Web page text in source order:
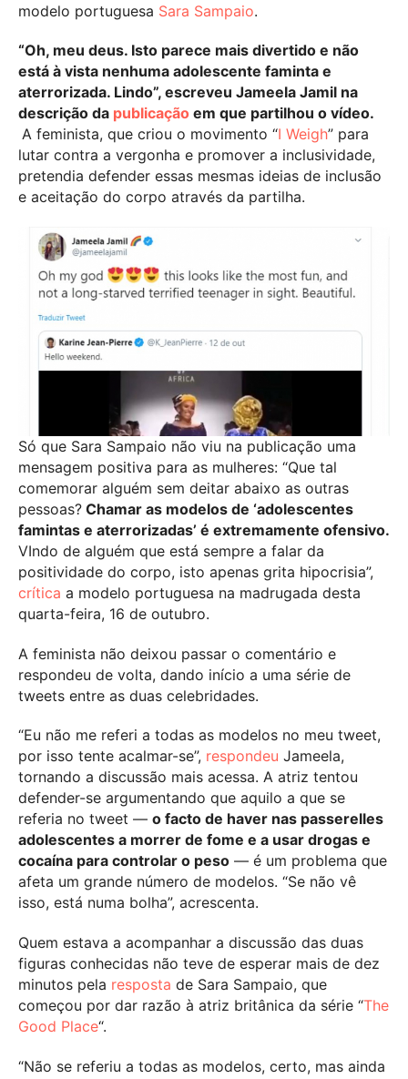
modelo portuguesa Sara Sampaio.
“Oh, meu deus. Isto parece mais divertido e não
está à vista nenhuma adolescente faminta e
aterrorizada. Lindo”, escreveu Jameela Jamil na
descrição da publicação em que partilhou o vídeo.
A feminista, que criou o movimento “I Weigh” para
lutar contra a vergonha e promover a inclusividade,
pretendia defender essas mesmas ideias de inclusão
e aceitação do corpo através da partilha.
Só que Sara Sampaio não viu na publicação uma
mensagem positiva para as mulheres: “Que tal
comemorar alguém sem deitar abaixo as outras
pessoas? Chamar as modelos de ‘adolescentes
famintas e aterrorizadas’ é extremamente ofensivo.
VIndo de alguém que está sempre a falar da
positividade do corpo, isto apenas grita hipocrisia”,
crítica a modelo portuguesa na madrugada desta
quarta-feira, 16 de outubro.
A feminista não deixou passar o comentário e
respondeu de volta, dando início a uma série de
tweets entre as duas celebridades.
“Eu não me referi a todas as modelos no meu tweet,
por isso tente acalmar-se”, respondeu Jameela,
tornando a discussão mais acessa. A atriz tentou
defender-se argumentando que aquilo a que se
referia no tweet — o facto de haver nas passerelles
adolescentes a morrer de fome e a usar drogas e
cocaína para controlar o peso — é um problema que
afeta um grande número de modelos. “Se não vê
isso, está numa bolha”, acrescenta.
Quem estava a acompanhar a discussão das duas
figuras conhecidas não teve de esperar mais de dez
minutos pela resposta de Sara Sampaio, que
começou por dar razão à atriz britânica da série “The
Good Place“.
“Não se referiu a todas as modelos, certo, mas ainda